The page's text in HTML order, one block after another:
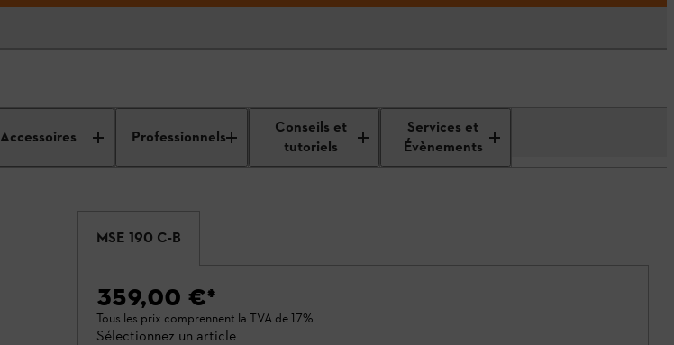
Accessoires Professionnels
Conseils et
tutoriels
Services et
Évènements
MSE 190 C-B
359,00 €*
Tous les prix comprennent la TVA de 17%.
Sélectionnez un article